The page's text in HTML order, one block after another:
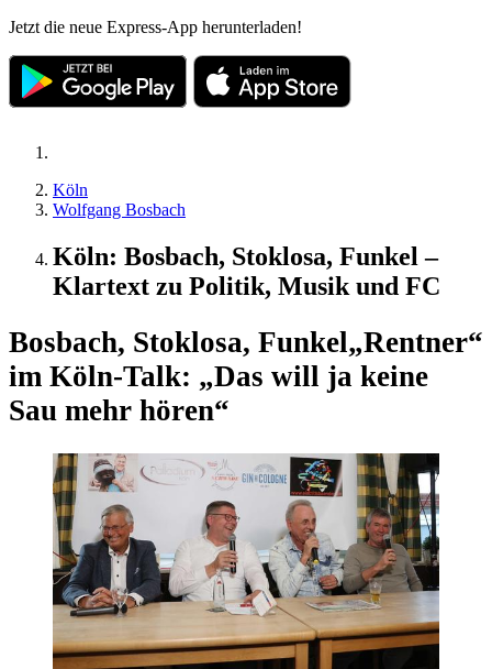
Jetzt die neue Express-App herunterladen!
Köln
Wolfgang Bosbach
Köln: Bosbach, Stoklosa, Funkel –
Klartext zu Politik, Musik und FC
Bosbach, Stoklosa, Funkel„Rentner“
im Köln-Talk: „Das will ja keine
Sau mehr hören“